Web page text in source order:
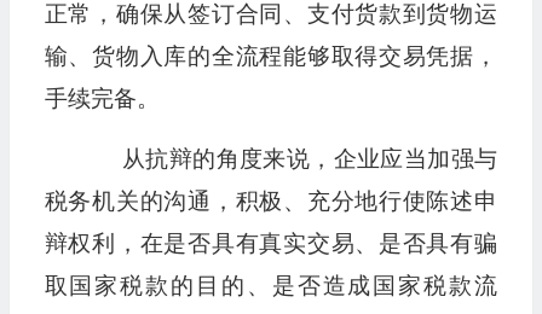
正常，确保从签订合同、支付货款到货物运
输、货物入库的全流程能够取得交易凭据，
手续完备。
从抗辩的角度来说，企业应当加强与
税务机关的沟通，积极、充分地行使陈述申
辩权利，在是否具有真实交易、是否具有骗
取国家税款的目的、是否造成国家税款流